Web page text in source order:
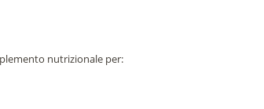
nutrizionale per: